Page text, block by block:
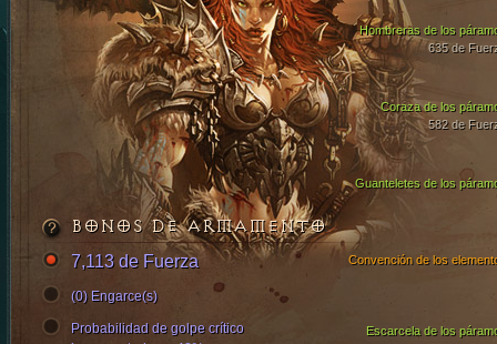
Coraza de los
582 de
Guanteletes de los
Hombreras de los
635 de
Escarcela de los
Convención de los
BONOS DE ARMAMENTO
7,113 de Fuerza
(0) Engarce(s)
Probabilidad de golpe crítico